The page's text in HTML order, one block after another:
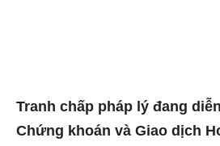
Tranh chấp pháp lý đang
Chứng khoán và Giao dịch